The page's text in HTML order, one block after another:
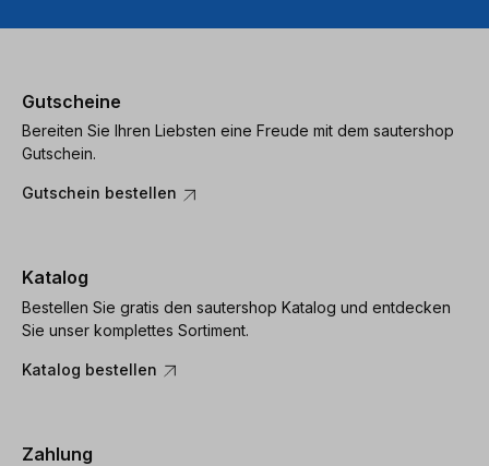
Gutscheine
Bereiten Sie Ihren Liebsten eine Freude mit dem sautershop
Gutschein.
Gutschein bestellen
Katalog
Bestellen Sie gratis den sautershop Katalog und entdecken
Sie unser komplettes Sortiment.
Katalog bestellen
Zahlung